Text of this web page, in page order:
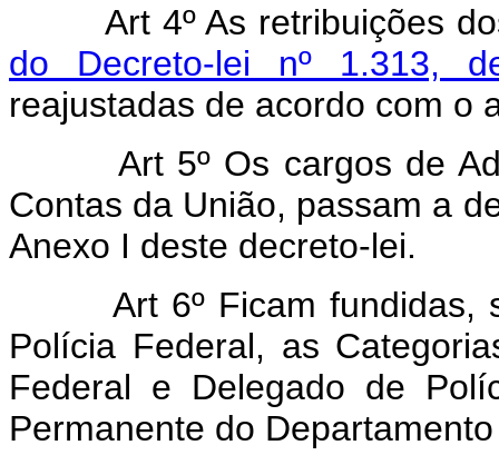
Art 4º As retribuições
do Decreto-lei nº 1.313,
reajustadas de acordo com o
Art 5º Os cargos de
Contas da União, passam a
Anexo I deste decreto-lei.
Art 6º Ficam fundidas,
Polícia Federal, as
Federal e Delegado de
Permanente do